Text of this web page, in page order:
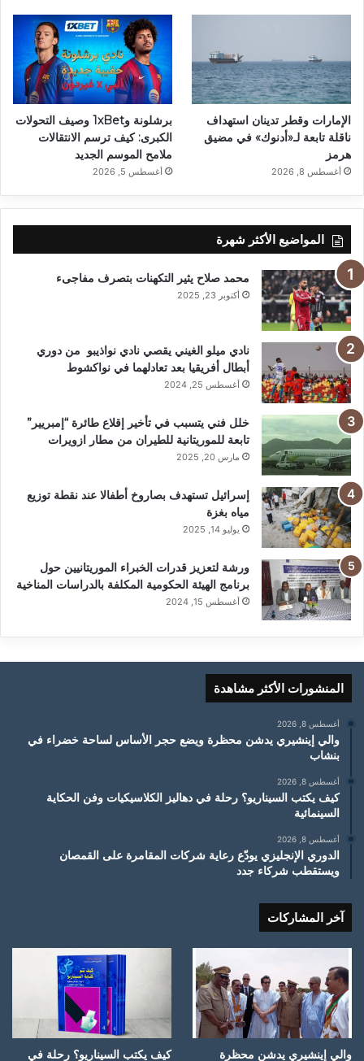
الإمارات وقطر تدينان استهداف
ناقلة تابعة لـ«أدنوك» في مضيق
هرمز
أغسطس 8, 2026
برشلونة و1xBet وصيف التحولات
الكبرى: كيف ترسم الانتقالات
ملامح الموسم الجديد
أغسطس 5, 2026
المواضيع الأكثر شهرة
محمد صلاح يثير التكهنات بتصرف مفاجىء
أكتوبر 23, 2025
نادي ميلو الغيني يقصي نادي نواذيبو من دوري
أبطال أفريقيا بعد تعادلهما في نواكشوط
أغسطس 25, 2024
خلل فني يتسبب في تأخير إقلاع طائرة “إمبريير”
تابعة للموريتانية للطيران من مطار ازويرات
مارس 20, 2025
إسرائيل تستهدف بصاروخ أطفالا عند نقطة توزيع
مياه بغزة
يوليو 14, 2025
ورشة لتعزيز قدرات الخبراء الموريتانيين حول
برنامج الهيئة الحكومية المكلفة بالدراسات المناخية
أغسطس 15, 2024
المنشورات الأكثر مشاهدة
أغسطس 8, 2026
والي إينشيري يدشن محظرة ويضع حجر الأساس لساحة خضراء في
بنشاب
أغسطس 8, 2026
كيف يكتب السيناريو؟ رحلة في دهاليز الكلاسيكيات وفن الحكاية
السينمائية
أغسطس 8, 2026
الدوري الإنجليزي يودّع رعاية شركات المقامرة على القمصان
ويستقطب شركاء جدد
آخر المشاركات
والي إينشيري يدشن محظرة كيف يكتب السيناريو؟ رحلة في